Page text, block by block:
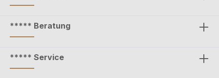
***** Beratung
***** Service